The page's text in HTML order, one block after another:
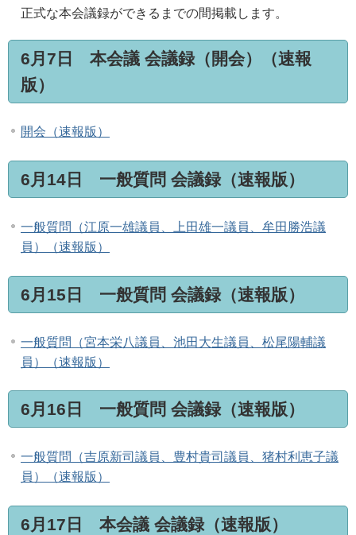
正式な本会議録ができるまでの間掲載します。
6月7日 本会議 会議録（開会）（速報
版）
開会（速報版）
6月14日 一般質問 会議録（速報版）
一般質問（江原一雄議員、上田雄一議員、牟田勝浩議
員）（速報版）
6月15日 一般質問 会議録（速報版）
一般質問（宮本栄八議員、池田大生議員、松尾陽輔議
員）（速報版）
6月16日 一般質問 会議録（速報版）
一般質問（吉原新司議員、豊村貴司議員、猪村利恵子議
員）（速報版）
6月17日 本会議 会議録（速報版）